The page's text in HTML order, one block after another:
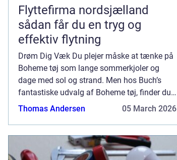
Flyttefirma nordsjælland
sådan får du en tryg og
effektiv flytning
Drøm Dig Væk Du plejer måske at tænke på
Boheme tøj som lange sommerkjoler og
dage med sol og strand. Men hos Buch’s
fantastiske udvalg af Boheme tøj, finder du
et kæmpe udvalg af romantiske, feminine
Thomas Andersen 05 March 2026